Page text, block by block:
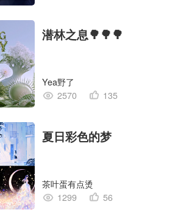
潜林之息🌳🌳🌳
Yea野了
2570
135
夏日彩色的梦
茶叶蛋有点烫
1299
56